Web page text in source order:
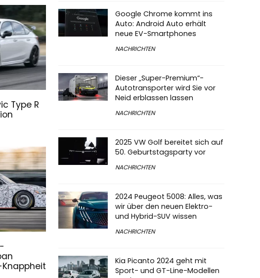
Type R
Google Chrome kommt ins
Auto: Android Auto erhält
neue EV-Smartphones
NACHRICHTEN
Dieser „Super-Premium“-
Autotransporter wird Sie vor
Neid erblassen lassen
NACHRICHTEN
2025 VW Golf bereitet sich auf
50. Geburtstagsparty vor
NACHRICHTEN
2024 Peugeot 5008: Alles, was
wir über den neuen Elektro-
und Hybrid-SUV wissen
NACHRICHTEN
Kia Picanto 2024 geht mit
Sport- und GT-Line-Modellen